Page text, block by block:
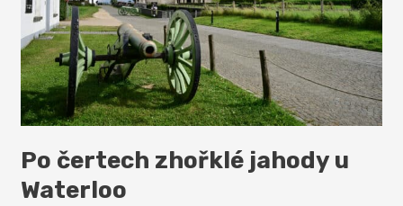
Po čertech zhořklé jahody u
Waterloo